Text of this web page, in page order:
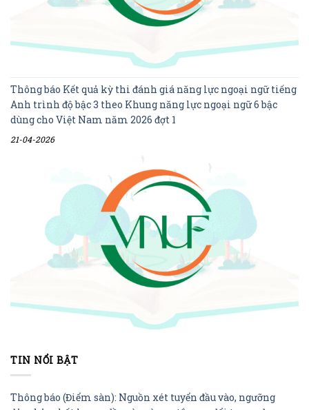
Thông báo Kết quả kỳ thi đánh giá năng lực ngoại ngữ tiếng
Anh trình độ bậc 3 theo Khung năng lực ngoại ngữ 6 bậc
dùng cho Việt Nam năm 2026 đợt 1
21-04-2026
TIN NỔI BẬT
Thông báo (Điểm sàn): Nguồn xét tuyển đầu vào, ngưỡng